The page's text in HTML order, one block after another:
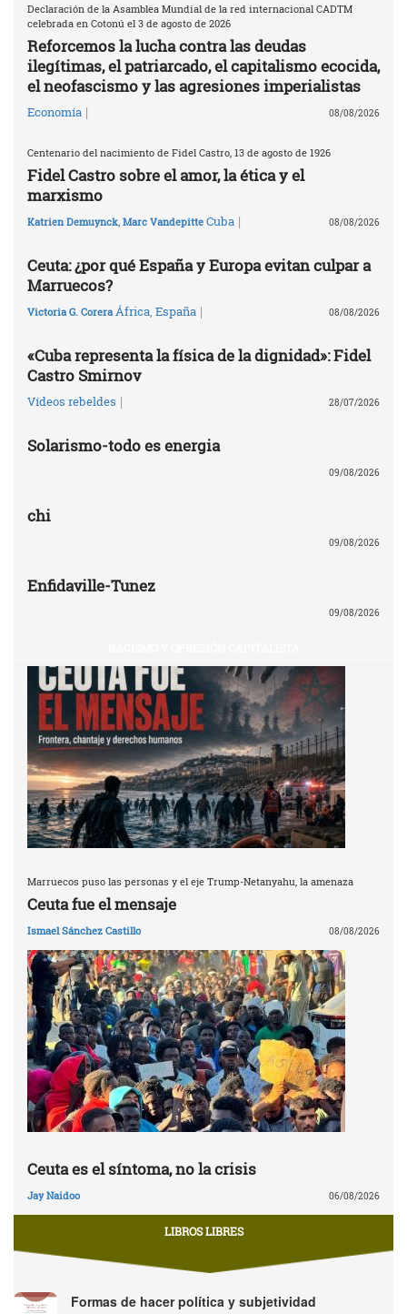
Declaración de la Asamblea Mundial de la red internacional CADTM
celebrada en Cotonú el 3 de agosto de 2026
Reforcemos la lucha contra las deudas
ilegítimas, el patriarcado, el capitalismo ecocida,
el neofascismo y las agresiones imperialistas
Economía | 08/08/2026
Centenario del nacimiento de Fidel Castro, 13 de agosto de 1926
Fidel Castro sobre el amor, la ética y el
marxismo
Katrien Demuynck, Marc Vandepitte Cuba | 08/08/2026
Ceuta: ¿por qué España y Europa evitan culpar a
Marruecos?
Victoria G. Corera África España | 08/08/2026
«Cuba representa la física de la dignidad»: Fidel
Castro Smirnov
Vídeos rebeldes | 28/07/2026
Solarismo-todo es energia
09/08/2026
chi
09/08/2026
Enfidaville-Tunez
09/08/2026
Marruecos puso las personas y el eje Trump-Netanyahu, la amenaza
Ceuta fue el mensaje
Ismael Sánchez Castillo 08/08/2026
Ceuta es el síntoma, no la crisis
Jay Naidoo 06/08/2026
LIBROS LIBRES
Formas de hacer política y subjetividad